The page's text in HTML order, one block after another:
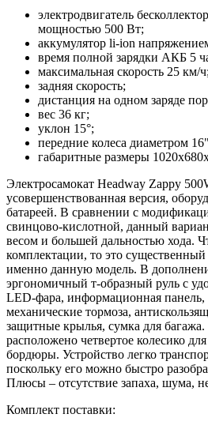
электродвигатель
мощностью 500 Вт;
аккумулятор li-ion
время полной зарядки АКБ 5
максимальная скорость 25 км/ч;
задняя скорость;
дистанция на одном заряде
вес 36 кг;
уклон 15°;
передние колеса диаметром
габаритные размеры
Электросамокат Headway Zappy
усовершенствованная версия,
батареей. В сравнении с
свинцово-кислотной, данный
весом и большей дальностью хода.
комплектации, то это
именно данную модель. В
эргономичный т-образный руль с
LED-фара, информационная панель,
механические тормоза,
защитные крылья, сумка для багажа.
расположено четвертое колесико для
бордюры. Устройство легко
поскольку его можно быстро
Плюсы – отсутствие запаха, шума,
Комплект поставки: